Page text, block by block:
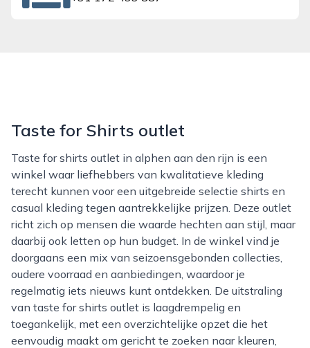
Taste for Shirts outlet
Taste for shirts outlet in alphen aan den rijn is een
winkel waar liefhebbers van kwalitatieve kleding
terecht kunnen voor een uitgebreide selectie shirts en
casual kleding tegen aantrekkelijke prijzen. Deze outlet
richt zich op mensen die waarde hechten aan stijl, maar
daarbij ook letten op hun budget. In de winkel vind je
doorgaans een mix van seizoensgebonden collecties,
oudere voorraad en aanbiedingen, waardoor je
regelmatig iets nieuws kunt ontdekken. De uitstraling
van taste for shirts outlet is laagdrempelig en
toegankelijk, met een overzichtelijke opzet die het
eenvoudig maakt om gericht te zoeken naar kleuren,